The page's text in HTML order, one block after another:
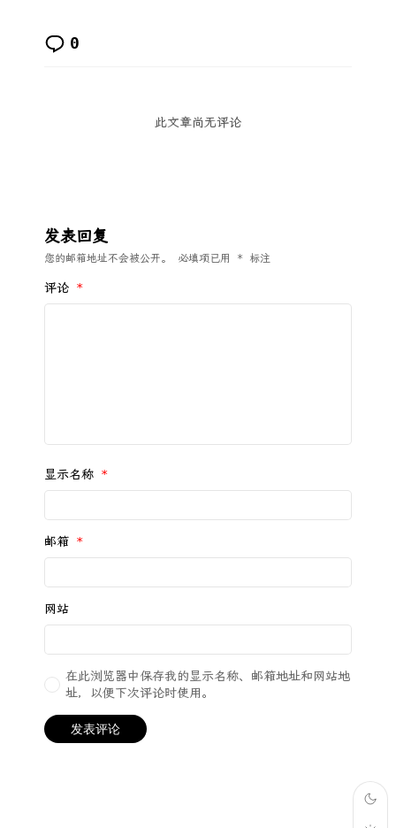
0
此文章尚无评论
发表回复
您的邮箱地址不会被公开。 必填项已用 * 标注
评论 *
显示名称 *
邮箱 *
网站
在此浏览器中保存我的显示名称、邮箱地址和网站地
址，以便下次评论时使用。